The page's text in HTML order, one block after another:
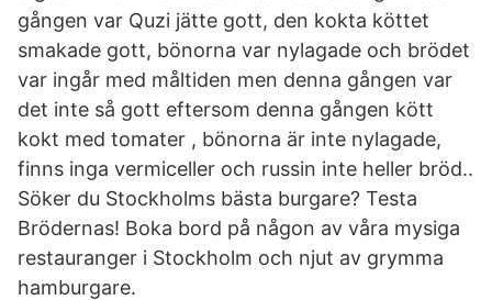
gången var Quzi jätte gott, den kokta köttet
smakade gott, bönorna var nylagade och brödet
var ingår med måltiden men denna gången var
det inte så gott eftersom denna gången kött
kokt med tomater , bönorna är inte nylagade,
finns inga vermiceller och russin inte heller bröd..
Söker du Stockholms bästa burgare? Testa
Brödernas! Boka bord på någon av våra mysiga
restauranger i Stockholm och njut av grymma
hamburgare.